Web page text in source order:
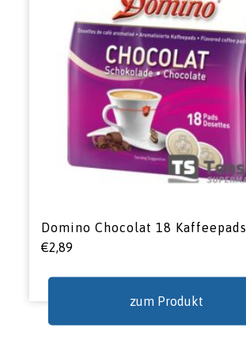
Domino Chocolat 18 Kaffeepads
€2,89
zum Produkt